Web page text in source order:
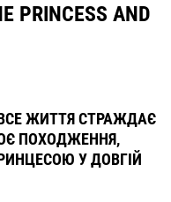
AND
ЖИТТЯ СТРАЖДАЄ
ПОХОДЖЕННЯ,
У ДОВГІЙ